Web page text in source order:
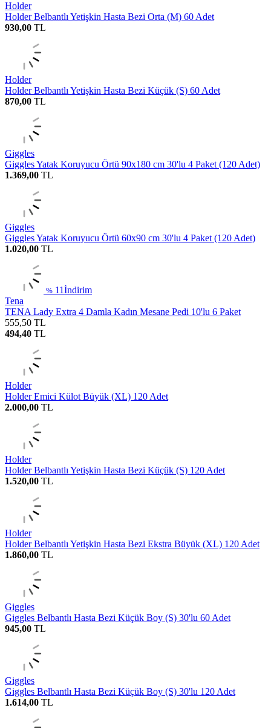
Holder
Holder Belbantlı Yetişkin Hasta Bezi Orta (M) 60 Adet
930,00 TL
Holder
Holder Belbantlı Yetişkin Hasta Bezi Küçük (S) 60 Adet
870,00 TL
Giggles
Giggles Yatak Koruyucu Örtü 90x180 cm 30'lu 4 Paket (120 Adet)
1.369,00 TL
Giggles
Giggles Yatak Koruyucu Örtü 60x90 cm 30'lu 4 Paket (120 Adet)
1.020,00 TL
% 11İndirim
Tena
TENA Lady Extra 4 Damla Kadın Mesane Pedi 10'lu 6 Paket
555,50 TL
494,40 TL
Holder
Holder Emici Külot Büyük (XL) 120 Adet
2.000,00 TL
Holder
Holder Belbantlı Yetişkin Hasta Bezi Küçük (S) 120 Adet
1.520,00 TL
Holder
Holder Belbantlı Yetişkin Hasta Bezi Ekstra Büyük (XL) 120 Adet
1.860,00 TL
Giggles
Giggles Belbantlı Hasta Bezi Küçük Boy (S) 30'lu 60 Adet
945,00 TL
Giggles
Giggles Belbantlı Hasta Bezi Küçük Boy (S) 30'lu 120 Adet
1.614,00 TL